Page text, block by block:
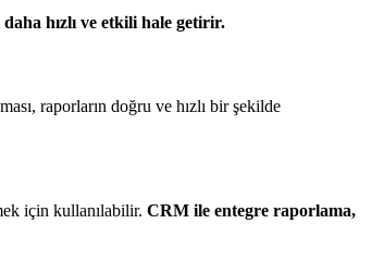
hızlı ve etkili hale getirir.
raporların doğru ve hızlı bir şekilde
için kullanılabilir. CRM ile entegre raporlama,